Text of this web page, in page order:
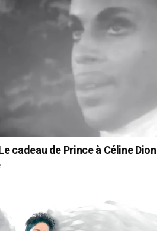
cadeau de Prince à Céline Dion